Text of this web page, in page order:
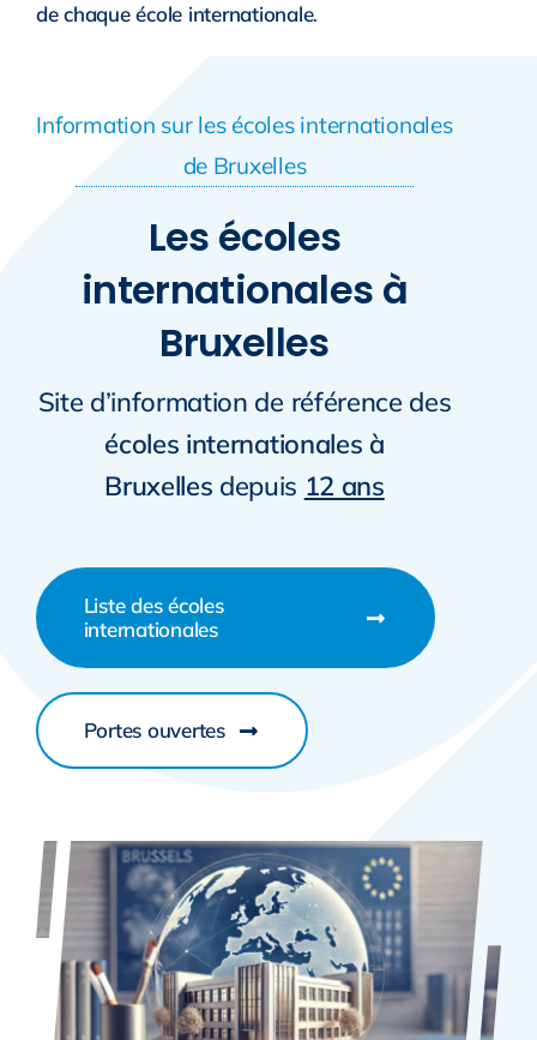
de chaque école internationale.
Information sur les écoles internationales
de Bruxelles
Les écoles
internationales à
Bruxelles
Site d’information de référence des
écoles internationales à
Bruxelles depuis 12 ans
Liste des écoles
internationales
Portes ouvertes